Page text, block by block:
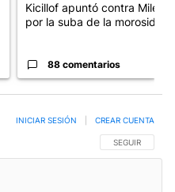
Kicillof apuntó contra Milei
por la suba de la morosida...
88 comentarios
SIGA ESTA
SEGUIR
INICIAR SESIÓN CREAR CUENTA